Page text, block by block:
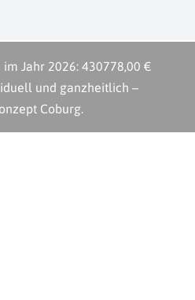
im Jahr 2026: 430778,00 €
und ganzheitlich –
Coburg.